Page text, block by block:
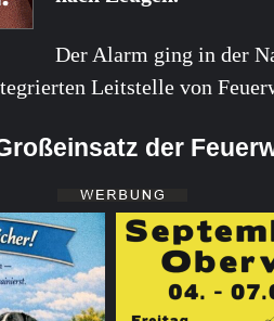
Der Alarm ging in der
Leitstelle von
der